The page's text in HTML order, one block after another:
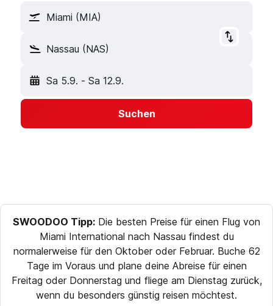
Miami (MIA)
Nassau (NAS)
Sa 5.9. - Sa 12.9.
Suchen
SWOODOO Tipp: Die besten Preise für einen Flug von
Miami International nach Nassau findest du
normalerweise für den Oktober oder Februar. Buche 62
Tage im Voraus und plane deine Abreise für einen
Freitag oder Donnerstag und fliege am Dienstag zurück,
wenn du besonders günstig reisen möchtest.